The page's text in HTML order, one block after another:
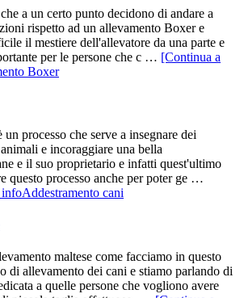
a un certo punto decidono di andare a
rispetto ad un allevamento Boxer e
il mestiere dell'allevatore da una parte e
per le persone che c … [Continua a
Boxer
un processo che serve a insegnare dei
e incoraggiare una bella
e il suo proprietario e infatti quest'ultimo
questo processo anche per poter ge …
infoAddestramento cani
maltese come facciamo in questo
di allevamento dei cani e stiamo parlando di
a quelle persone che vogliono avere